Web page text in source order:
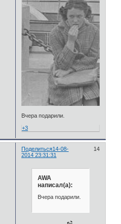
Вчера подарили.
+3
Поделиться 14
14-08-
2014 23:31:31
AWA
написал(а):
Вчера подарили.